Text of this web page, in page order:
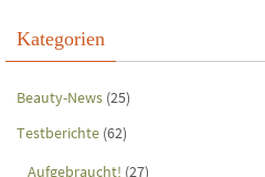
Kategorien
Beauty-News (25)
Testberichte (62)
Aufgebraucht! (27)